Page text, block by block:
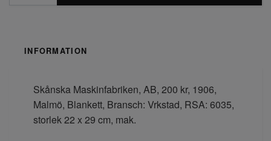
INFORMATION
Skånska Maskinfabriken, AB, 200 kr, 1906,
Malmö, Blankett, Bransch: Vrkstad, RSA: 6035,
storlek 22 x 29 cm, mak.